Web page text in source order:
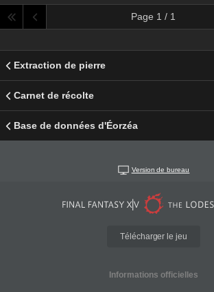
Page 1 / 1
Extraction de pierre
Carnet de récolte
Base de données d'Éorzéa
Version de bureau
Télécharger le jeu
Informations officielles